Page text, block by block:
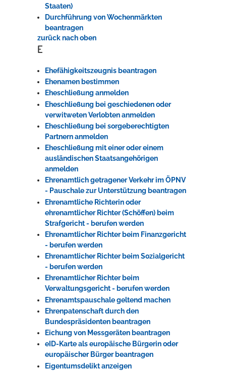
Staaten)
Durchführung von Wochenmärkten
beantragen
zurück nach oben
E
Ehefähigkeitszeugnis beantragen
Ehenamen bestimmen
Eheschließung anmelden
Eheschließung bei geschiedenen oder
verwitweten Verlobten anmelden
Eheschließung bei sorgeberechtigten
Partnern anmelden
Eheschließung mit einer oder einem
ausländischen Staatsangehörigen
anmelden
Ehrenamtlich getragener Verkehr im ÖPNV
- Pauschale zur Unterstützung beantragen
Ehrenamtliche Richterin oder
ehrenamtlicher Richter (Schöffen) beim
Strafgericht - berufen werden
Ehrenamtlicher Richter beim Finanzgericht
- berufen werden
Ehrenamtlicher Richter beim Sozialgericht
- berufen werden
Ehrenamtlicher Richter beim
Verwaltungsgericht - berufen werden
Ehrenamtspauschale geltend machen
Ehrenpatenschaft durch den
Bundespräsidenten beantragen
Eichung von Messgeräten beantragen
eID-Karte als europäische Bürgerin oder
europäischer Bürger beantragen
Eigentumsdelikt anzeigen